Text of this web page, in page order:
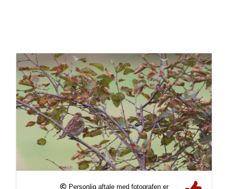
Personlig aftale med fotografen er